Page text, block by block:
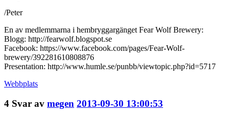
/Peter
En av medlemmarna i hembryggargänget Fear Wolf Brewery:
Blogg: http://fearwolf.blogspot.se
Facebook: https://www.facebook.com/pages/Fear-Wolf-
brewery/392281610808876
Presentation: http://www.humle.se/punbb/viewtopic.php?id=5717
Webbplats
4 Svar av megen 2013-09-30 13:00:53